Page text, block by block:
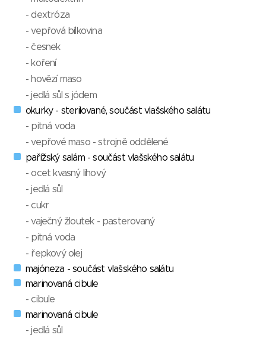
- dextróza
- vepřová bílkovina
- česnek
- koření
- hovězí maso
- jedlá sůl s jódem
okurky - sterilované, součást vlašského salátu
- pitná voda
- vepřové maso - strojně oddělené
pařížský salám - součást vlašského salátu
- ocet kvasný lihový
- jedlá sůl
- cukr
- vaječný žloutek - pasterovaný
- pitná voda
- řepkový olej
majóneza - součást vlašského salátu
marinovaná cibule
- cibule
marinovaná cibule
- jedlá sůl